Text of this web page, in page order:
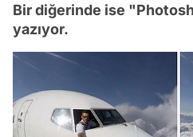
Bir diğerinde ise
yazıyor.